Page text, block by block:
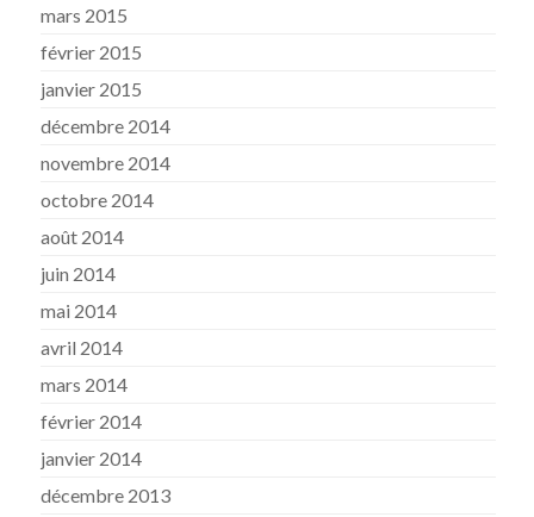
mars 2015
février 2015
janvier 2015
décembre 2014
novembre 2014
octobre 2014
août 2014
juin 2014
mai 2014
avril 2014
mars 2014
février 2014
janvier 2014
décembre 2013